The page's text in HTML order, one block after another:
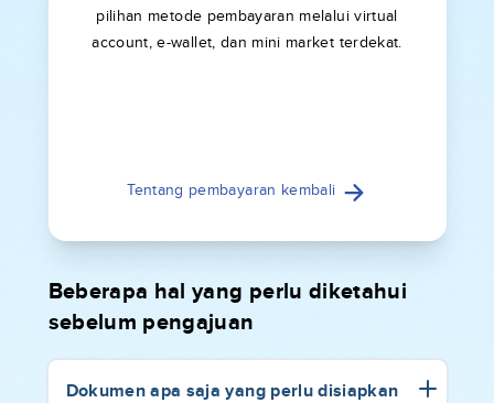
pilihan metode pembayaran melalui virtual
account, e-wallet, dan mini market terdekat.
Tentang pembayaran kembali
Beberapa hal yang perlu diketahui
sebelum pengajuan
Dokumen apa saja yang perlu disiapkan